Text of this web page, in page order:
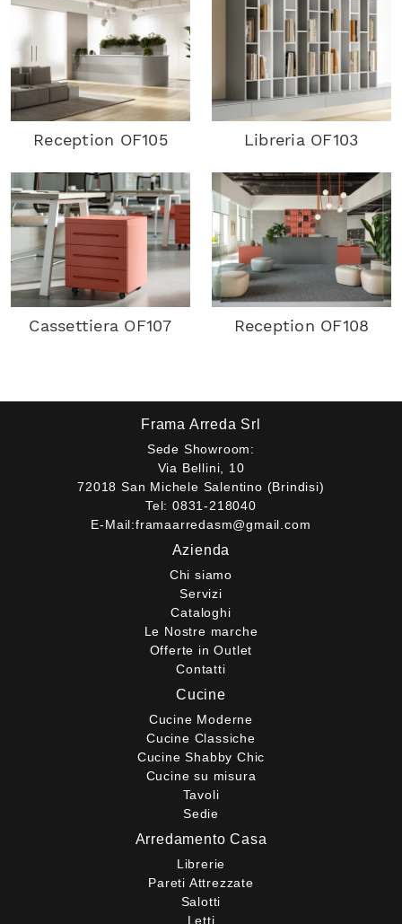
Reception OF105 Libreria OF103
Cassettiera OF107 Reception OF108
Frama Arreda Srl
Sede Showroom:
Via Bellini, 10
72018 San Michele Salentino (Brindisi)
Tel: 0831-218040
E-Mail:framaarredasm@gmail.com
Azienda
Chi siamo
Servizi
Cataloghi
Le Nostre marche
Offerte in Outlet
Contatti
Cucine
Cucine Moderne
Cucine Classiche
Cucine Shabby Chic
Cucine su misura
Tavoli
Sedie
Arredamento Casa
Librerie
Pareti Attrezzate
Salotti
Letti